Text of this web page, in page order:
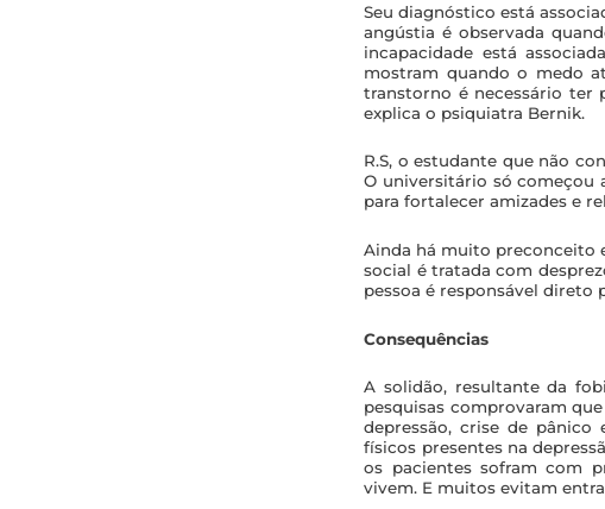
Seu diagnóstico está
angústia é observada
incapacidade está
mostram quando o medo
transtorno é necessário ter
explica o psiquiatra Bernik.
R.S, o estudante que não
O universitário só começou
para fortalecer amizades e
Ainda há muito preconceito
social é tratada com
pessoa é responsável
Consequências
A solidão, resultante da
pesquisas comprovaram
depressão, crise de
físicos presentes na
os pacientes sofram com
vivem. E muitos evitam